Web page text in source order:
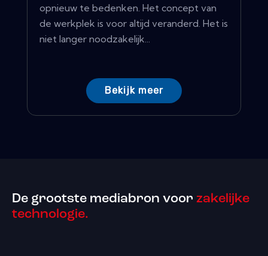
opnieuw te bedenken. Het concept van
de werkplek is voor altijd veranderd. Het is
niet langer noodzakelijk...
Bekijk meer
De grootste mediabron voor zakelijke
technologie.